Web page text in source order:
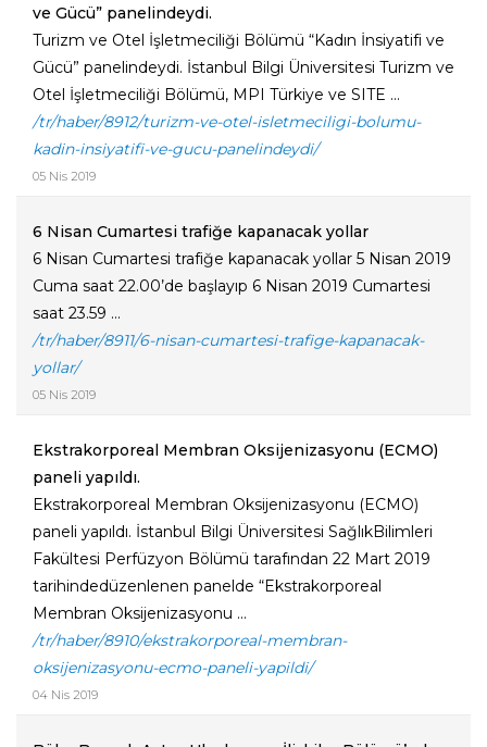
ve Gücü” panelindeydi.
Turizm ve Otel İşletmeciliği Bölümü “Kadın İnsiyatifi ve
Gücü” panelindeydi. İstanbul Bilgi Üniversitesi Turizm ve
Otel İşletmeciliği Bölümü, MPI Türkiye ve SITE ...
/tr/haber/8912/turizm-ve-otel-isletmeciligi-bolumu-
kadin-insiyatifi-ve-gucu-panelindeydi/
05 Nis 2019
6 Nisan Cumartesi trafiğe kapanacak yollar
6 Nisan Cumartesi trafiğe kapanacak yollar 5 Nisan 2019
Cuma saat 22.00’de başlayıp 6 Nisan 2019 Cumartesi
saat 23.59 ...
/tr/haber/8911/6-nisan-cumartesi-trafige-kapanacak-
yollar/
05 Nis 2019
Ekstrakorporeal Membran Oksijenizasyonu (ECMO)
paneli yapıldı.
Ekstrakorporeal Membran Oksijenizasyonu (ECMO)
paneli yapıldı. İstanbul Bilgi Üniversitesi SağlıkBilimleri
Fakültesi Perfüzyon Bölümü tarafından 22 Mart 2019
tarihindedüzenlenen panelde “Ekstrakorporeal
Membran Oksijenizasyonu ...
/tr/haber/8910/ekstrakorporeal-membran-
oksijenizasyonu-ecmo-paneli-yapildi/
04 Nis 2019